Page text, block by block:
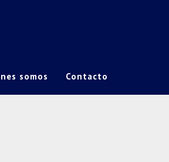
somos Contacto